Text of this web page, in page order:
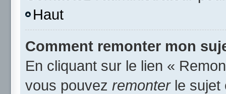
Haut
Comment remonter mon
En cliquant sur le lien «
vous pouvez remonterle sujet